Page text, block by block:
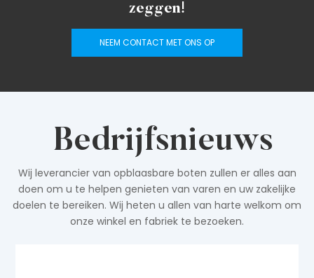
zeggen!
NEEM CONTACT MET ONS OP
Bedrijfsnieuws
Wij leverancier van opblaasbare boten zullen er alles aan
doen om u te helpen genieten van varen en uw zakelijke
doelen te bereiken. Wij heten u allen van harte welkom om
onze winkel en fabriek te bezoeken.